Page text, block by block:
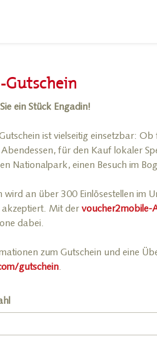
Gutschein
ein Stück Engadin!
ist vielseitig einsetzbar:
für den Kauf lokaler
Nationalpark, einen Besuch im
wird an über 300 Einlösestellen im
Mit der voucher2mobile-
dabei.
zum Gutschein und eine
gutschein.